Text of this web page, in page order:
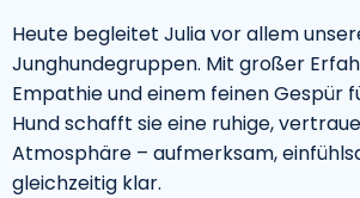
Heute begleitet Julia vor allem
Junghundegruppen. Mit großer
Empathie und einem feinen Gespür
Hund schafft sie eine ruhige,
Atmosphäre – aufmerksam,
gleichzeitig klar.